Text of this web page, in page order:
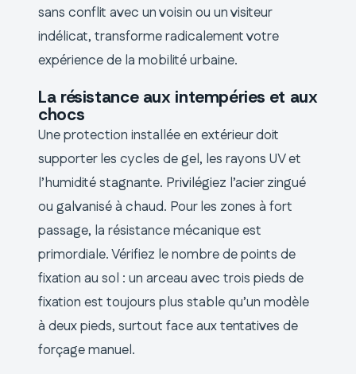
sans conflit avec un voisin ou un visiteur
indélicat, transforme radicalement votre
expérience de la mobilité urbaine.
La résistance aux intempéries et aux
chocs
Une protection installée en extérieur doit
supporter les cycles de gel, les rayons UV et
l’humidité stagnante. Privilégiez l’acier zingué
ou galvanisé à chaud. Pour les zones à fort
passage, la résistance mécanique est
primordiale. Vérifiez le nombre de points de
fixation au sol : un arceau avec trois pieds de
fixation est toujours plus stable qu’un modèle
à deux pieds, surtout face aux tentatives de
forçage manuel.